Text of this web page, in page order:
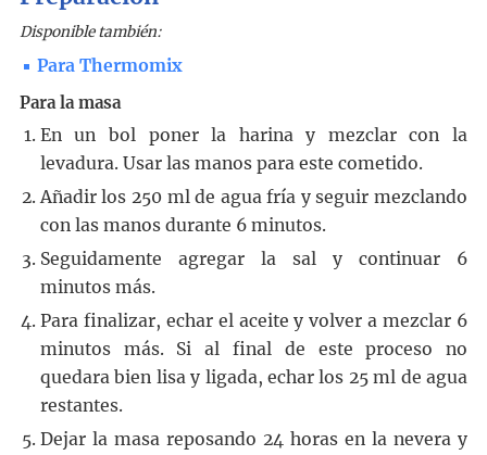
Disponible también:
Para Thermomix
Para la masa
En un bol poner la harina y mezclar con la
levadura. Usar las manos para este cometido.
Añadir los 250 ml de agua fría y seguir mezclando
con las manos durante 6 minutos.
Seguidamente agregar la sal y continuar 6
minutos más.
Para finalizar, echar el aceite y volver a mezclar 6
minutos más. Si al final de este proceso no
quedara bien lisa y ligada, echar los 25 ml de agua
restantes.
Dejar la masa reposando 24 horas en la nevera y